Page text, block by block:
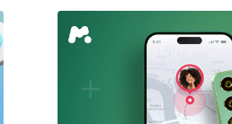
分享這篇文章